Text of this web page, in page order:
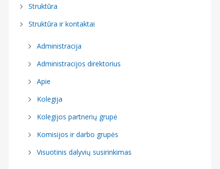
Struktūra
Struktūra ir kontaktai
Administracija
Administracijos direktorius
Apie
Kolegija
Kolegijos partnerių grupė
Komisijos ir darbo grupės
Visuotinis dalyvių susirinkimas